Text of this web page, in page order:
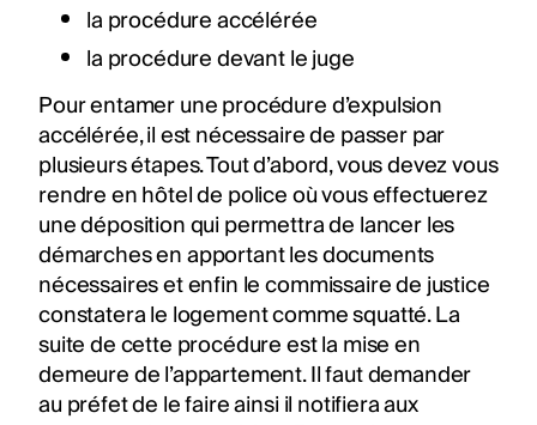
la procédure accélérée
la procédure devant le juge
Pour entamer une procédure d’expulsion
accélérée, il est nécessaire de passer par
plusieurs étapes. Tout d’abord, vous devez vous
rendre en hôtel de police où vous effectuerez
une déposition qui permettra de lancer les
démarches en apportant les documents
nécessaires et enfin le commissaire de justice
constatera le logement comme squatté. La
suite de cette procédure est la mise en
demeure de l’appartement. Il faut demander
au préfet de le faire ainsi il notifiera aux